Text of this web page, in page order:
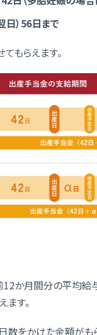
日）56日まで
もらえます。
12か月間分の平均給
す。
数をかけた金額がも